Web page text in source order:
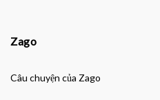
Zago
Câu chuyện của Zago